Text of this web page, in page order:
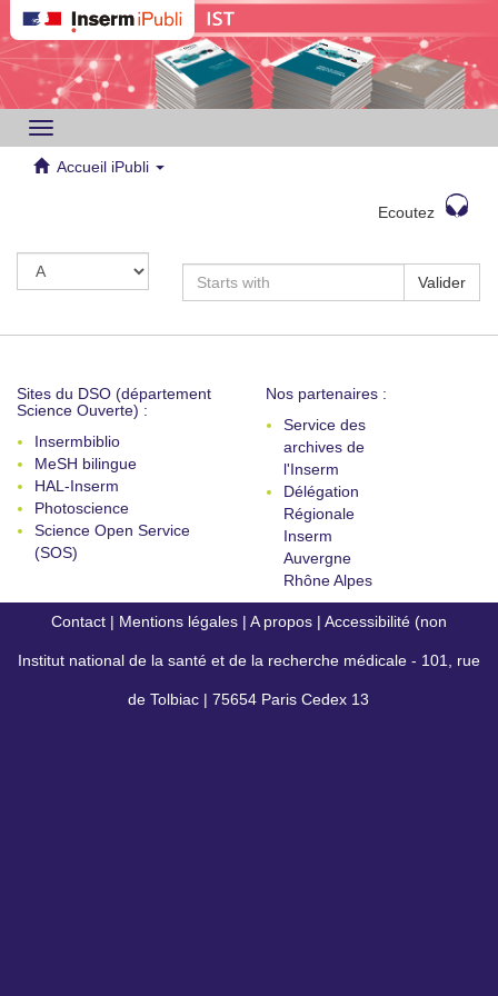
Toggle
navigation
Accueil iPubli
Ecoutez
Valider
Sites du DSO (département
Science Ouverte) :
Insermbiblio
MeSH bilingue
HAL-Inserm
Photoscience
Science Open Service
(SOS)
Nos partenaires :
Service des
archives de
l'Inserm
Délégation
Régionale
Inserm
Auvergne
Rhône Alpes
Contact | Mentions légales | A propos | Accessibilité (non
conforme)
Institut national de la santé et de la recherche médicale - 101, rue
de Tolbiac | 75654 Paris Cedex 13